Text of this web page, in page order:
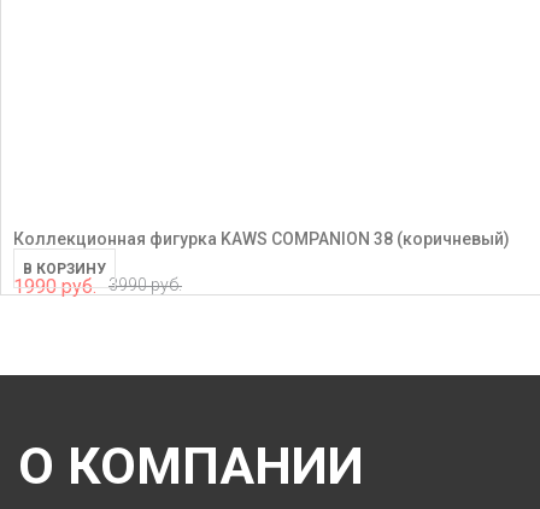
Коллекционная фигурка KAWS COMPANION 38 (коричневый)
1990 руб. 3990 руб.
В КОРЗИНУ
О КОМПАНИИ